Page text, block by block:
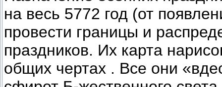
на весь 5772 год (от
провести границы и
праздников. Их карта
общих чертах . Все они